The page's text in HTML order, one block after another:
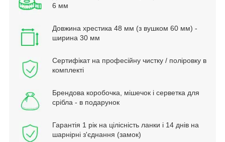
6 мм
Довжина хрестика 48 мм (з вушком 60 мм) -
ширина 30 мм
Сертифікат на професійну чистку / поліровку в
комплекті
Брендова коробочка, мішечок і серветка для
срібла - в подарунок
Гарантія 1 рік на цілісність ланки і 14 днів на
шарнірні з'єднання (замок)